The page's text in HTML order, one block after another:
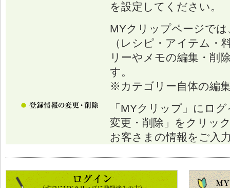
を設定してください。
MYクリップページで
（レシピ・アイテム・
リーやメモの編集・削
す。
※カテゴリー自体の編
「MYクリップ」にロ
変更・削除」をクリッ
お客さまの情報をご入